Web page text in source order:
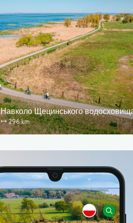
Навколо Щецинського
296 km